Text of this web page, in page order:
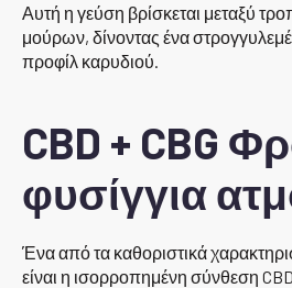
Αυτή η γεύση βρίσκεται μεταξύ
μούρων, δίνοντας ένα
προφίλ καρυδιού.
CBD + CBG
φυσίγγια
Ένα από τα καθοριστικά
είναι η ισορροπημένη σύνθεση